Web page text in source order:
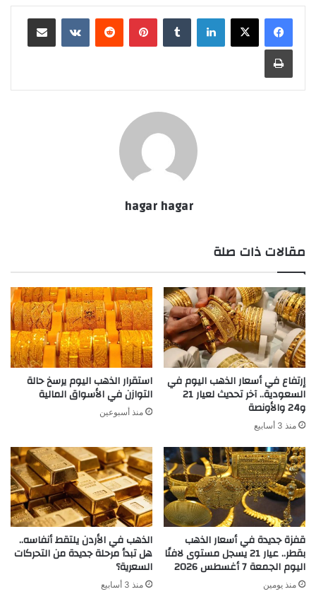
لينكدإن بينتيريست مشاركة عبر البريد
طباعة
hagar hagar
مقالات ذات صلة
إرتفاع في أسعار الذهب اليوم في
السعودية.. آخر تحديث لعيار 21
و24 والأونصة
منذ 3 أسابيع
استقرار الذهب اليوم يرسخ حالة
التوازن في الأسواق المالية
منذ أسبوعين
قفزة جديدة في أسعار الذهب
بقطر.. عيار 21 يسجل مستوى لافتًا
اليوم الجمعة 7 أغسطس 2026
منذ يومين
الذهب في الأردن يلتقط أنفاسه..
هل تبدأ مرحلة جديدة من التحركات
السعرية؟
منذ 3 أسابيع